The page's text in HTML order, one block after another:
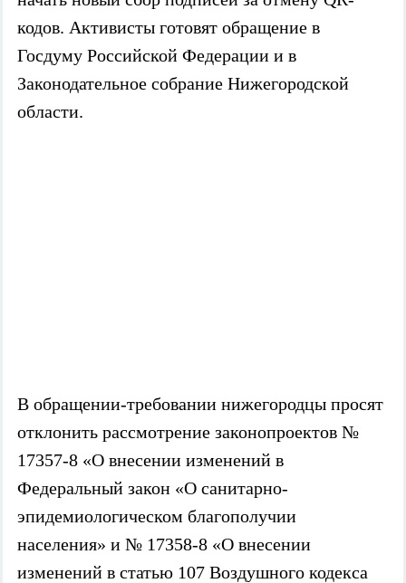
кодов. Активисты готовят обращение в
Госдуму Российской Федерации и в
Законодательное собрание Нижегородской
области.
В обращении-требовании нижегородцы просят
отклонить рассмотрение законопроектов №
17357-8 «О внесении изменений в
Федеральный закон «О санитарно-
эпидемиологическом благополучии
населения» и № 17358-8 «О внесении
изменений в статью 107 Воздушного кодекса